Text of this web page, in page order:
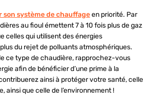
son système de chauffageen priorité. Par
au fioul émettent 7 à 10 fois plus de gaz
celles qui utilisent des énergies
du rejet de polluants atmosphériques.
ce type de chaudière, rapprochez-vous
afin de bénéficier d’une prime à la
ainsi à protéger votre santé, celle
ainsi que celle de l’environnement !